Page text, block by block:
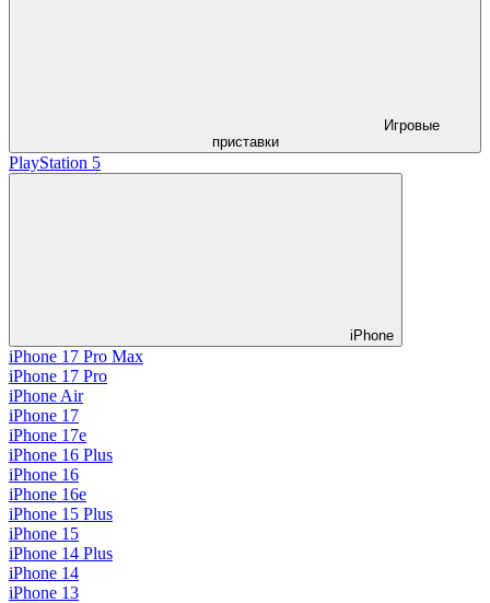
Игровые
приставки
PlayStation 5
iPhone
iPhone 17 Pro Max
iPhone 17 Pro
iPhone Air
iPhone 17
iPhone 17e
iPhone 16 Plus
iPhone 16
iPhone 16e
iPhone 15 Plus
iPhone 15
iPhone 14 Plus
iPhone 14
iPhone 13